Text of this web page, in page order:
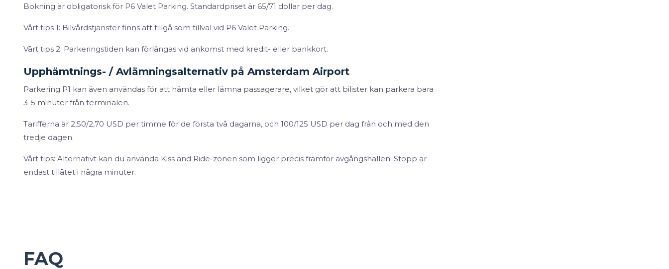
Bokning är obligatorisk för P6 Valet Parking. Standardpriset är 65/71 dollar per dag.
Vårt tips 1: Bilvårdstjänster finns att tillgå som tillval vid P6 Valet Parking.
Vårt tips 2: Parkeringstiden kan förlängas vid ankomst med kredit- eller bankkort.
Upphämtnings- / Avlämningsalternativ på Amsterdam Airport
Parkering P1 kan även användas för att hämta eller lämna passagerare, vilket gör att bilister kan parkera bara
3-5 minuter från terminalen.
Tarifferna är 2,50/2,70 USD per timme för de första två dagarna, och 100/125 USD per dag från och med den
tredje dagen.
Vårt tips: Alternativt kan du använda Kiss and Ride-zonen som ligger precis framför avgångshallen. Stopp är
endast tillåtet i några minuter.
FAQ